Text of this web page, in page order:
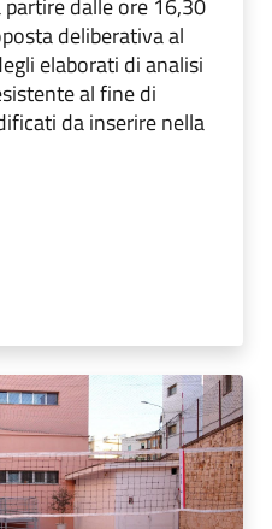
deliberativa al
elaborati di analisi
al fine di
da inserire nella